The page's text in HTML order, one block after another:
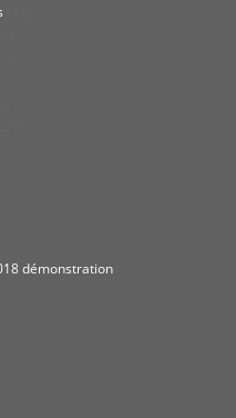
démonstration